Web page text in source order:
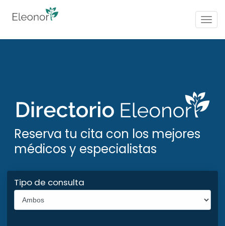
Reserva tu cita con los mejores
médicos y especialistas
Tipo de consulta